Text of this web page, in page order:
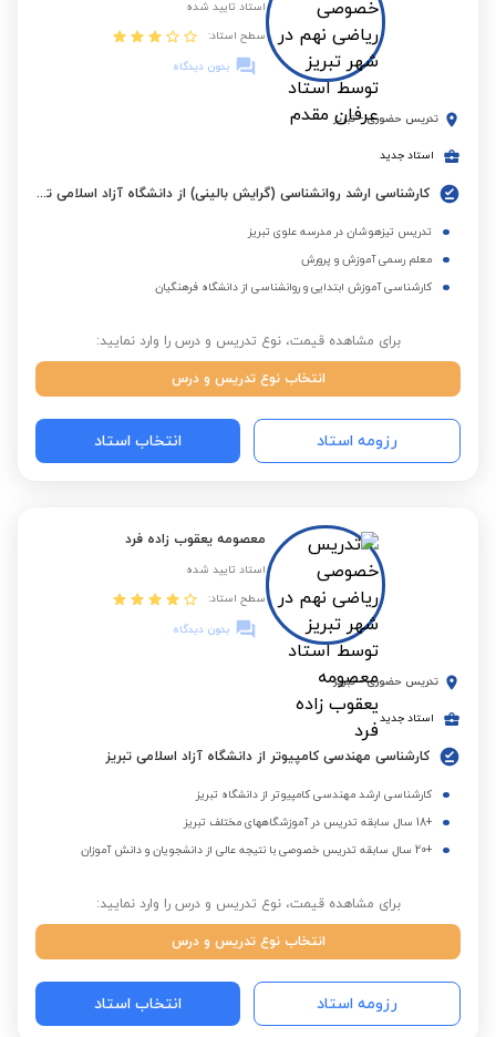
استاد تایید شده
سطح استاد:
بدون دیدگاه
تدریس حضوری - تبریز
استاد جدید
کارشناسی ارشد روانشناسی (گرایش بالینی) از دانشگاه آزاد اسلامی تبریز
تدریس تیزهوشان در مدرسه علوی تبریز
معلم رسمی آموزش و پرورش
کارشناسی آموزش ابتدایی و روانشناسی از دانشگاه فرهنگیان
برای مشاهده قیمت، نوع تدریس و درس را وارد نمایید:
انتخاب نوع تدریس و درس
رزومه استاد انتخاب استاد
معصومه یعقوب زاده فرد
استاد تایید شده
سطح استاد:
بدون دیدگاه
تدریس حضوری - تبریز
استاد جدید
کارشناسی مهندسی کامپیوتر از دانشگاه آزاد اسلامی تبریز
کارشناسی ارشد مهندسی کامپیوتر از دانشگاه تبریز
+18 سال سابقه تدریس در آموزشگاههای مختلف تبریز
+20 سال سابقه تدریس خصوصی با نتیجه عالی از دانشجویان و دانش آموزان
برای مشاهده قیمت، نوع تدریس و درس را وارد نمایید:
انتخاب نوع تدریس و درس
رزومه استاد انتخاب استاد